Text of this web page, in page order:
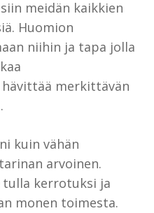
meidän kaikkien
Huomion
niihin ja tapa jolla
hävittää merkittävän
kuin vähän
arvoinen.
tulla kerrotuksi ja
monen toimesta.